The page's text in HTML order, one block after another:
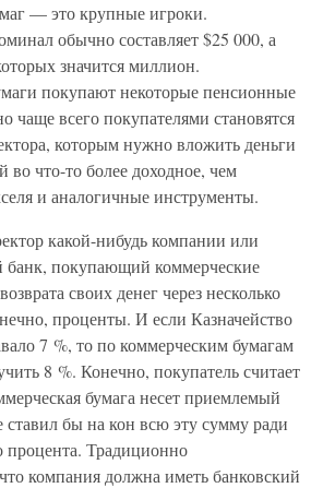
— это крупные игроки.
обычно составляет $25 000, а
значится миллион.
покупают некоторые пенсионные
чаще всего покупателями становятся
которым нужно вложить деньги
во что-то более доходное, чем
и аналогичные инструменты.
какой-нибудь компании или
покупающий коммерческие
своих денег через несколько
проценты. И если Казначейство
7 %, то по коммерческим бумагам
8 %. Конечно, покупатель считает
бумага несет приемлемый
ставил бы на кон всю эту сумму ради
процента. Традиционно
компания должна иметь банковский